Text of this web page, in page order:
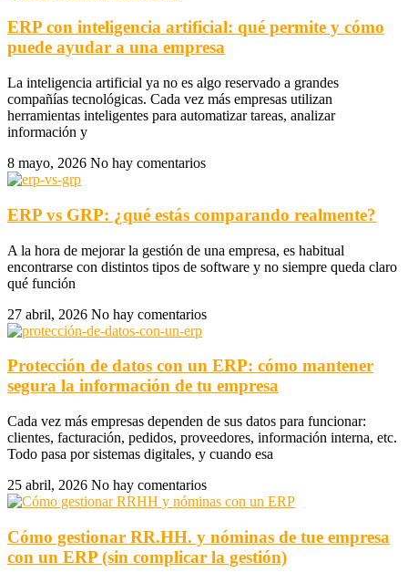
ERP con inteligencia artificial: qué permite y cómo
puede ayudar a una empresa
La inteligencia artificial ya no es algo reservado a grandes
compañías tecnológicas. Cada vez más empresas utilizan
herramientas inteligentes para automatizar tareas, analizar
información y
8 mayo, 2026 No hay comentarios
ERP vs GRP: ¿qué estás comparando realmente?
A la hora de mejorar la gestión de una empresa, es habitual
encontrarse con distintos tipos de software y no siempre queda claro
qué función
27 abril, 2026 No hay comentarios
Protección de datos con un ERP: cómo mantener
segura la información de tu empresa
Cada vez más empresas dependen de sus datos para funcionar:
clientes, facturación, pedidos, proveedores, información interna, etc.
Todo pasa por sistemas digitales, y cuando esa
25 abril, 2026 No hay comentarios
Cómo gestionar RR.HH. y nóminas de tue empresa
con un ERP (sin complicar la gestión)